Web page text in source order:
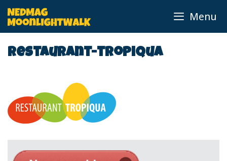
Ga
naar
de
inhoud
Menu
restaurant-tropiqua